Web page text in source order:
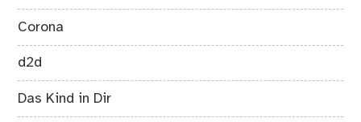
Corona
d2d
Das Kind in Dir